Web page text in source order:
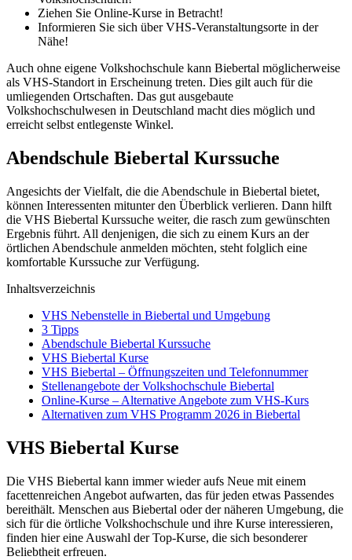
Ziehen Sie Online-Kurse in Betracht!
Informieren Sie sich über VHS-Veranstaltungsorte in der
Nähe!
Auch ohne eigene Volkshochschule kann Biebertal möglicherweise
als VHS-Standort in Erscheinung treten. Dies gilt auch für die
umliegenden Ortschaften. Das gut ausgebaute
Volkshochschulwesen in Deutschland macht dies möglich und
erreicht selbst entlegenste Winkel.
Abendschule Biebertal Kurssuche
Angesichts der Vielfalt, die die Abendschule in Biebertal bietet,
können Interessenten mitunter den Überblick verlieren. Dann hilft
die VHS Biebertal Kurssuche weiter, die rasch zum gewünschten
Ergebnis führt. All denjenigen, die sich zu einem Kurs an der
örtlichen Abendschule anmelden möchten, steht folglich eine
komfortable Kurssuche zur Verfügung.
Inhaltsverzeichnis
VHS Nebenstelle in Biebertal und Umgebung
3 Tipps
Abendschule Biebertal Kurssuche
VHS Biebertal Kurse
VHS Biebertal – Öffnungszeiten und Telefonnummer
Stellenangebote der Volkshochschule Biebertal
Online-Kurse – Alternative Angebote zum VHS-Kurs
Alternativen zum VHS Programm 2026 in Biebertal
VHS Biebertal Kurse
Die VHS Biebertal kann immer wieder aufs Neue mit einem
facettenreichen Angebot aufwarten, das für jeden etwas Passendes
bereithält. Menschen aus Biebertal oder der näheren Umgebung, die
sich für die örtliche Volkshochschule und ihre Kurse interessieren,
finden hier eine Auswahl der Top-Kurse, die sich besonderer
Beliebtheit erfreuen.